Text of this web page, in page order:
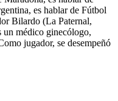
es hablar de Fútbol
Bilardo (La Paternal,
un médico ginecólogo,
jugador, se desempeñó